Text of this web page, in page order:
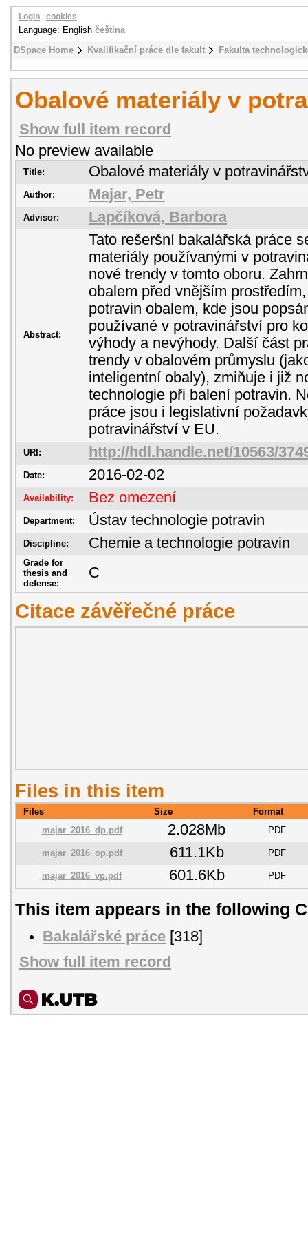
DSpace Home Kvalifikační práce dle fakult Fakulta
Login cookies
Language: English čeština
Obalové materiály v
Show full item record
No preview available
Title: Obalové materiály v
Author: Majar, Petr
Advisor: Lapčíková, Barbora
Abstract:
Tato rešeršní bakalářská práce
materiály používanými v
nové trendy v tomto oboru.
obalem před vnějším
potravin obalem, kde jsou
používané v potravinářství pro
výhody a nevýhody. Další část
trendy v obalovém průmyslu
inteligentní obaly), zmiňuje i již
technologie při balení potravin.
práce jsou i legislativní
potravinářství v EU.
URI: http://hdl.handle.net/10563/
Date: 2016-02-02
Availability: Bez omezení
Department: Ústav technologie potravin
Discipline: Chemie a technologie potravin
Grade for
thesis and
defense:
C
Citace závěřečné práce
Files in this item
Files Size
Format
majar_2016_dp.pdf
2.028Mb PDF
majar_2016_op.pdf 611.1Kb PDF
majar_2016_vp.pdf 601.6Kb PDF
This item appears in the following
Bakalářské práce [318]
Show full item record